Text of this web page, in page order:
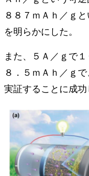
８８７ｍＡｈ／ｇ
を明らかにした。
また、５Ａ／ｇで
８．５ｍＡｈ／ｇ
実証することに成功